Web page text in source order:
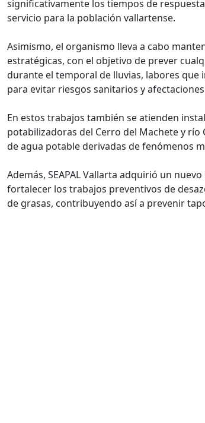
significativamente los tiempos de
servicio para la población vallartense.
Asimismo, el organismo lleva a cabo
estratégicas, con el objetivo de prever
durante el temporal de lluvias, labores que
para evitar riesgos sanitarios y
En estos trabajos también se atienden
potabilizadoras del Cerro del Machete y
de agua potable derivadas de fenómenos
Además, SEAPAL Vallarta adquirió un
fortalecer los trabajos preventivos de
de grasas, contribuyendo así a prevenir